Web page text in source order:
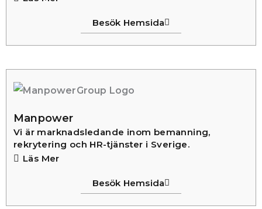
Besök Hemsida
Manpower
Vi är marknadsledande inom bemanning,
rekrytering och HR-tjänster i Sverige.
Besök Hemsida
Läs Mer